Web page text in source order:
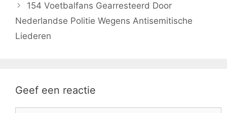
154 Voetbalfans Gearresteerd Door
Nederlandse Politie Wegens Antisemitische
Liederen
Geef een reactie